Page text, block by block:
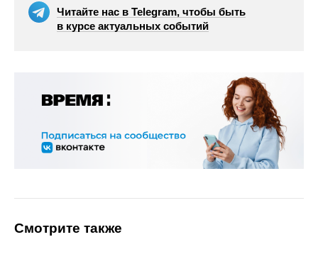
Читайте нас в Telegram, чтобы быть
в курсе актуальных событий
Смотрите также